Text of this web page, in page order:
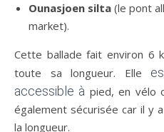
Ounasjoen silta (le pont
market).
Cette ballade fait environ 6
toute sa longueur. Elle
accessible à pied, en vélo
également sécurisée car il y
la longueur.